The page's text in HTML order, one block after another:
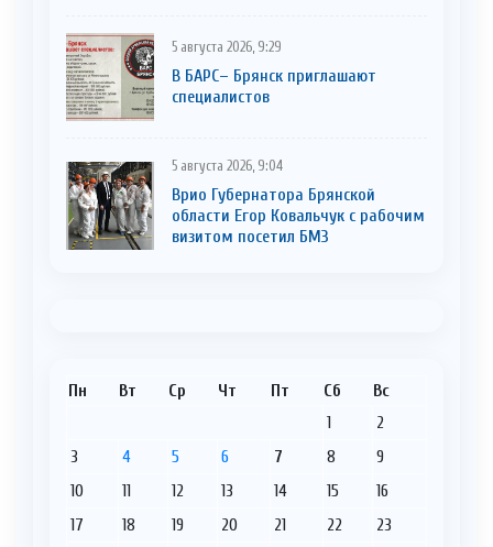
5 августа 2026, 9:29
В БАРС– Брянcк приглaшают
cпециaлистoв
5 августа 2026, 9:04
Врио Губернатора Брянской
области Егор Ковальчук с рабочим
визитом посетил БМЗ
Пн Вт Ср Чт Пт Сб Вс
1
2
3
4 5 6 7 8
9
10
11 12 13 14 15
16
17
18 19 20 21 22
23